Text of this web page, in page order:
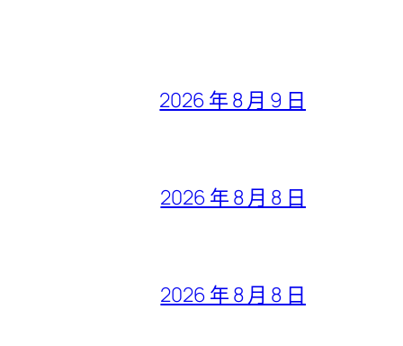
2026 年 8 月 9 日
2026 年 8 月 8 日
2026 年 8 月 8 日